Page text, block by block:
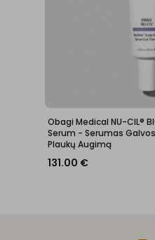
Obagi Medical NU-CIL®
Serum - Serumas
Plaukų Augimą
131.00 €